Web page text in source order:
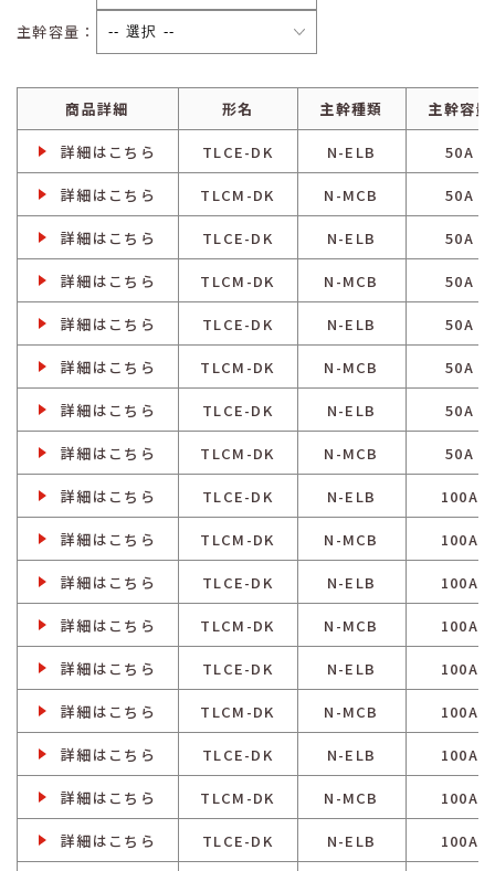
主幹容量：
商品詳細 形名 主幹種類 主幹容量
詳細はこちら TLCE-DK N-ELB 50A
詳細はこちら TLCM-DK N-MCB 50A
詳細はこちら TLCE-DK N-ELB 50A
詳細はこちら TLCM-DK N-MCB 50A
詳細はこちら TLCE-DK N-ELB 50A
詳細はこちら TLCM-DK N-MCB 50A
詳細はこちら TLCE-DK N-ELB 50A
詳細はこちら TLCM-DK N-MCB 50A
詳細はこちら TLCE-DK N-ELB 100A
詳細はこちら TLCM-DK N-MCB 100A
詳細はこちら TLCE-DK N-ELB 100A
詳細はこちら TLCM-DK N-MCB 100A
詳細はこちら TLCE-DK N-ELB 100A
詳細はこちら TLCM-DK N-MCB 100A
詳細はこちら TLCE-DK N-ELB 100A
詳細はこちら TLCM-DK N-MCB 100A
詳細はこちら TLCE-DK N-ELB 100A